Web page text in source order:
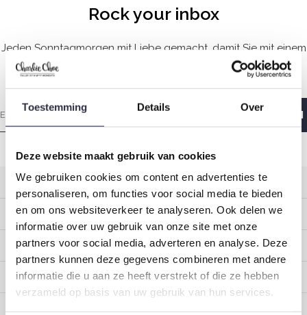
Toestemming Details Over
Deze website maakt gebruik van cookies
We gebruiken cookies om content en advertenties te
personaliseren, om functies voor social media te bieden
en om ons websiteverkeer te analyseren. Ook delen we
informatie over uw gebruik van onze site met onze
partners voor social media, adverteren en analyse. Deze
partners kunnen deze gegevens combineren met andere
informatie die u aan ze heeft verstrekt of die ze hebben
verzameld op basis van uw gebruik van hun services.
Rock your inbox
Jeden Sonntagmorgen mit Liebe gemacht, damit Sie mit einem
Kundendienst
Mein Konto
Kategorien
Impressum